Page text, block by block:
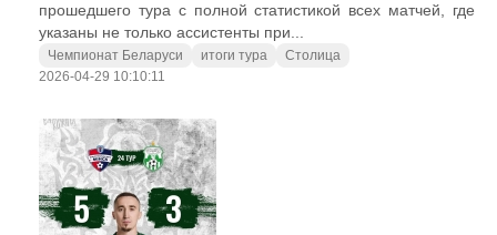
прошедшего тура с полной статистикой всех матчей, где
указаны не только ассистенты при...
Чемпионат Беларуси итоги тура
Столица
2026-04-29 10:10:11